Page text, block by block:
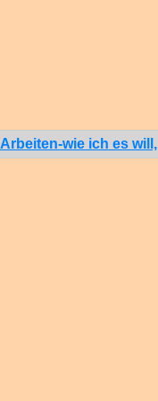
Arbeiten-wie ich es will,